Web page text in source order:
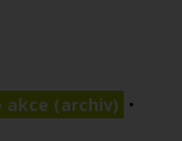
akce (archiv) •